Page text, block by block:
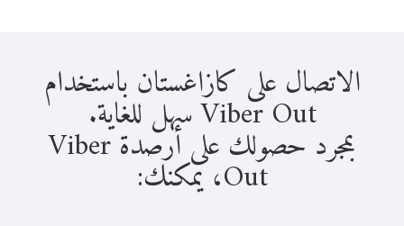
الاتصال على كازاغستان باستخدام
Viber Out سهل للغاية.
بمجرد حصولك على أرصدة Viber
Out، يمكنك: